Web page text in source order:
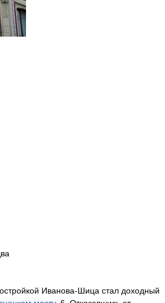
Иванова-Шица стал доходный